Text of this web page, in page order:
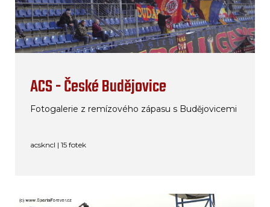
ACS - České Budějovice
Fotogalerie z remízového zápasu s Budějovicemi
acskncl | 15 fotek